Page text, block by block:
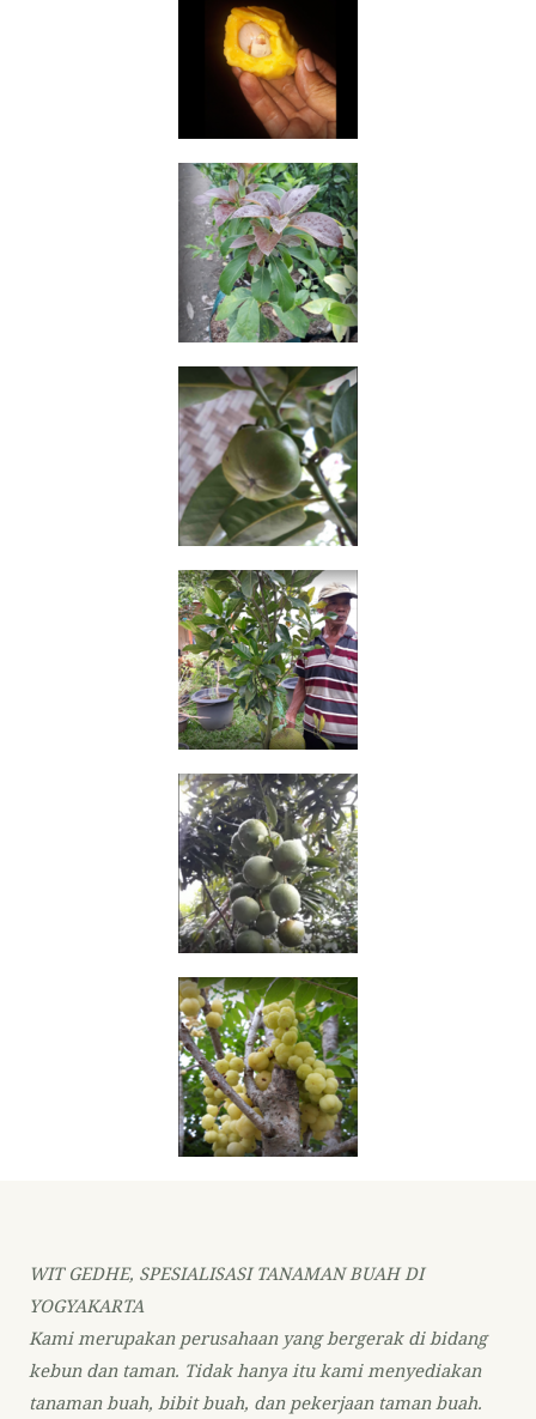
WIT GEDHE, SPESIALISASI TANAMAN BUAH DI
YOGYAKARTA
Kami merupakan perusahaan yang bergerak di bidang
kebun dan taman. Tidak hanya itu kami menyediakan
tanaman buah, bibit buah, dan pekerjaan taman buah.